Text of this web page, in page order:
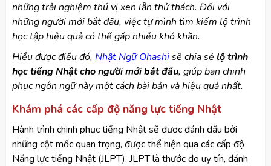
những trải nghiệm thú vị xen lẫn thử thách. Đối với
những người mới bắt đầu, việc tự mình tìm kiếm lộ trình
học tập hiệu quả có thể gặp nhiều khó khăn.
Hiểu được điều đó, Nhật Ngữ Ohashisẽ chia sẻ lộ trình
học tiếng Nhật cho người mới bắt đầu, giúp bạn chinh
phục ngôn ngữ này một cách bài bản và hiệu quả nhất.
Khám phá các cấp độ năng lực tiếng Nhật
Hành trình chinh phục tiếng Nhật sẽ được đánh dấu bởi
những cột mốc quan trọng, được thể hiện qua các cấp độ
Năng lực tiếng Nhật (JLPT). JLPT là thước đo uy tín, đánh